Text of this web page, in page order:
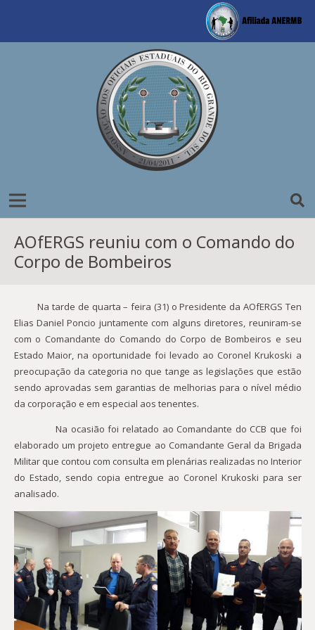
AOfERGS reuniu com o Comando do
Corpo de Bombeiros
Na tarde de quarta – feira (31) o Presidente da AOfERGS Ten
Elias Daniel Poncio juntamente com alguns diretores, reuniram-se
com o Comandante do Comando do Corpo de Bombeiros e seu
Estado Maior, na oportunidade foi levado ao Coronel Krukoski a
preocupação da categoria no que tange as legislações que estão
sendo aprovadas sem garantias de melhorias para o nível médio
da corporação e em especial aos tenentes.
Na ocasião foi relatado ao Comandante do CCB que foi
elaborado um projeto entregue ao Comandante Geral da Brigada
Militar que contou com consulta em plenárias realizadas no Interior
do Estado, sendo copia entregue ao Coronel Krukoski para ser
analisado.